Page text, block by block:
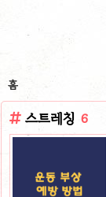
홈
스트레칭 6